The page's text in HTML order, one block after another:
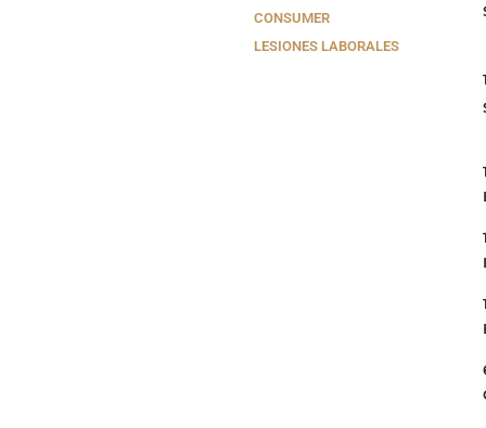
CONSUMER
LESIONES LABORALES